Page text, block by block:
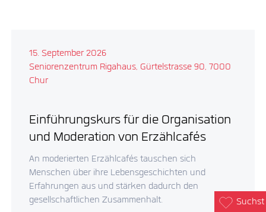
15. September 2026
Seniorenzentrum Rigahaus, Gürtelstrasse 90, 7000
Chur
Einführungskurs für die Organisation
und Moderation von Erzählcafés
An moderierten Erzählcafés tauschen sich
Menschen über ihre Lebensgeschichten und
Erfahrungen aus und stärken dadurch den
gesellschaftlichen Zusammenhalt.